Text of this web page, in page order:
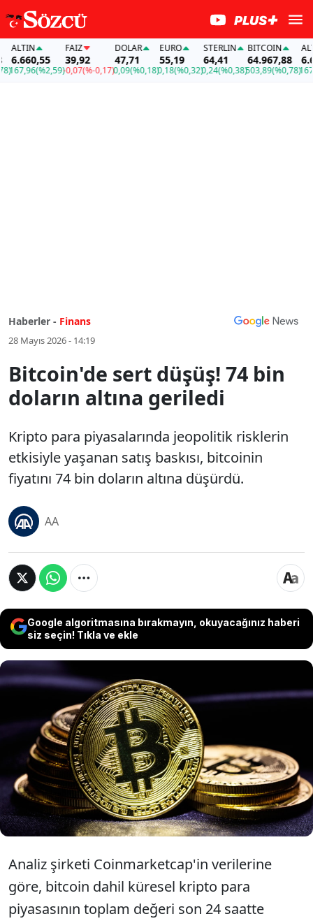
ALTIN
6.660,55
(%2,59)
FAİZ
39,92
-0,07(%-0,17)
DOLAR
47,71
0,09(%0,18)
EURO
55,19
0,18(%0,32)
STERLIN
64,41
0,24(%0,38)
BITCOIN
64.967,88
503,89(%0,78)
Haberler - Finans
28 Mayıs 2026 - 14:19
Bitcoin'de sert düşüş! 74 bin
doların altına geriledi
Kripto para piyasalarında jeopolitik risklerin
etkisiyle yaşanan satış baskısı, bitcoinin
fiyatını 74 bin doların altına düşürdü.
AA
Google algoritmasına bırakmayın, okuyacağınız haberi
siz seçin! Tıkla ve ekle
Kripto para piyasalarında jeopolitik
risklerin etkisiyle yaşanan satış baskısı,
bitcoinin fiyatını 74 bin doların altına
düşürdü.
Analiz şirketi Coinmarketcap'in verilerine
göre, bitcoin dahil küresel kripto para
piyasasının toplam değeri son 24 saatte